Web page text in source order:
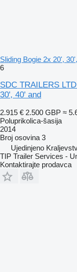
Sliding Bogie 2x 20',
6
SDC TRAILERS
30', 40' and
2.915 € 2.500 GBP ≈
Poluprikolica-šasija
2014
Broj osovina 3
Ujedinjeno
TIP Trailer Services -
Kontaktirajte prodavca